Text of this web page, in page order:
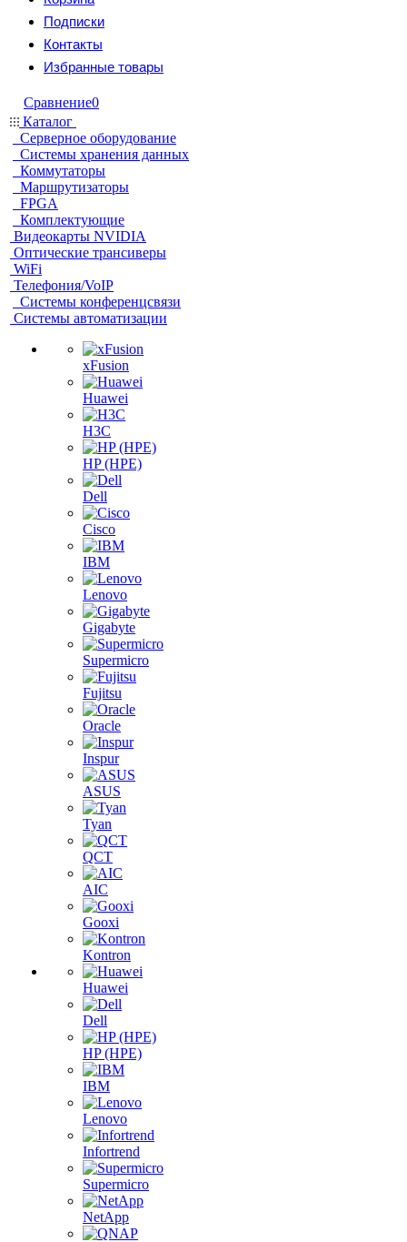
Подписки
Контакты
Избранные товары
Сравнение0
Каталог
Серверное оборудование
Системы хранения данных
Коммутаторы
Маршрутизаторы
FPGA
Комплектующие
Видеокарты NVIDIA
Оптические трансиверы
WiFi
Телефония/VoIP
Системы конференцсвязи
Системы автоматизации
xFusion
Huawei
H3C
HP (HPE)
Dell
Cisco
IBM
Lenovo
Gigabyte
Supermicro
Fujitsu
Oracle
Inspur
ASUS
Tyan
QCT
AIC
Gooxi
Kontron
Huawei
Dell
HP (HPE)
IBM
Lenovo
Infortrend
Supermicro
NetApp